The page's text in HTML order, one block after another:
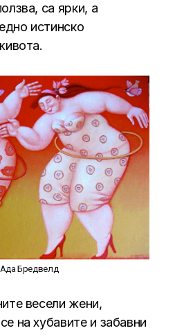
са ярки, а
истинско
Ада Бредвелд
весели жени,
на хубавите и забавни